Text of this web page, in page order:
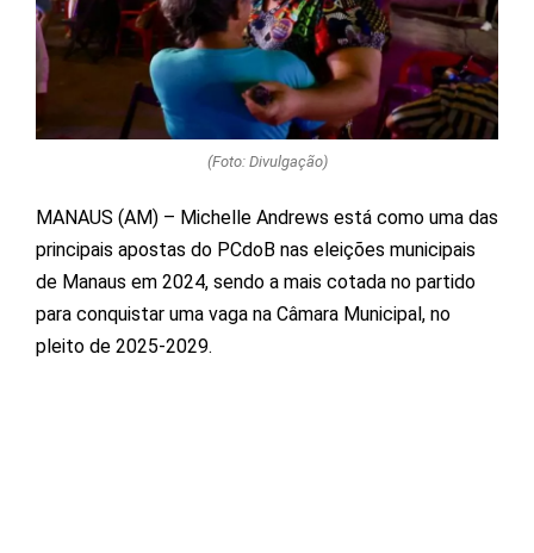
(Foto: Divulgação)
MANAUS (AM) – Michelle Andrews está como uma das
principais apostas do PCdoB nas eleições municipais
de Manaus em 2024, sendo a mais cotada no partido
para conquistar uma vaga na Câmara Municipal, no
pleito de 2025-2029.